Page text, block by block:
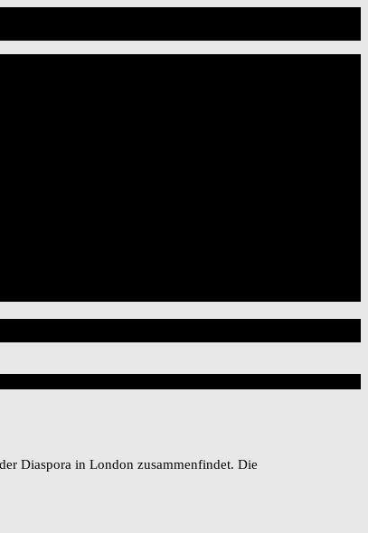
Diaspora in London zusammenfindet. Die